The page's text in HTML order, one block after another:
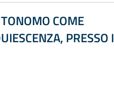
COME
PRESSO I